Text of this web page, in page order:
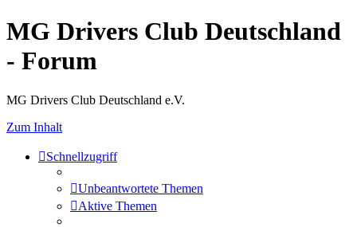
MG Drivers Club Deutschland
- Forum
MG Drivers Club Deutschland e.V.
Zum Inhalt
Schnellzugriff
Unbeantwortete Themen
Aktive Themen